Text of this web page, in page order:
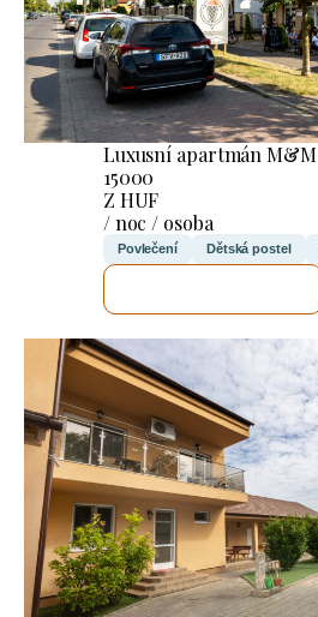
Luxusní apartmán M&M
15000
Z HUF
/ noc / osoba
Povlečení Dětská postel